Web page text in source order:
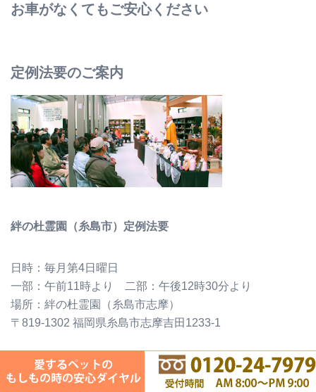
お車がなくてもご安心ください
定例法要のご案内
絆の杜霊園（糸島市）定例法要
日時：毎月第4日曜日
一部：午前11時より 二部：午後12時30分より
場所：絆の杜霊園（糸島市志摩）
〒819-1302 福岡県糸島市志摩吉田1233-1